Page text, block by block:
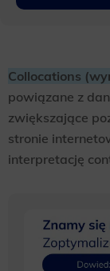
Collocations
powiązane z
zwiększające
stronie
interpretację